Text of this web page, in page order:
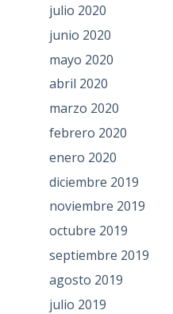
julio 2020
junio 2020
mayo 2020
abril 2020
marzo 2020
febrero 2020
enero 2020
diciembre 2019
noviembre 2019
octubre 2019
septiembre 2019
agosto 2019
julio 2019